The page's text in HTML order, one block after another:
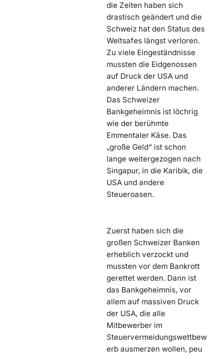
die Zeiten haben sich
drastisch geändert und die
Schweiz hat den Status des
Weltsafes längst verloren.
Zu viele Eingeständnisse
mussten die Eidgenossen
auf Druck der USA und
anderer Ländern machen.
Das Schweizer
Bankgeheimnis ist löchrig
wie der berühmte
Emmentaler Käse. Das
„große Geld“ ist schon
lange weitergezogen nach
Singapur, in die Karibik, die
USA und andere
Steueroasen.
Zuerst haben sich die
großen Schweizer Banken
erheblich verzockt und
mussten vor dem Bankrott
gerettet werden. Dann ist
das Bankgeheimnis, vor
allem auf massiven Druck
der USA, die alle
Mitbewerber im
Steuervermeidungswettbew
erb ausmerzen wollen, peu